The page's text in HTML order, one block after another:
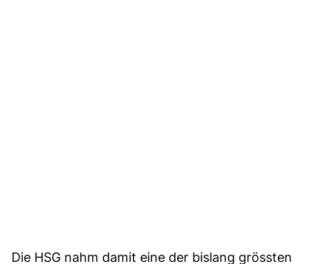
Die HSG nahm damit eine der bislang grössten